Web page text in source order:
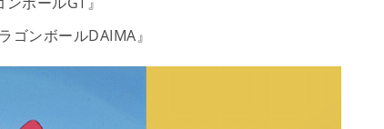
ゴンボールDAIMA』